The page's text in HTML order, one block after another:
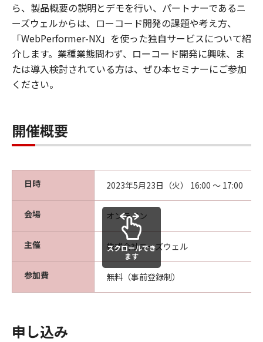
ら、製品概要の説明とデモを行い、パートナーであるニ
ーズウェルからは、ローコード開発の課題や考え方、
「WebPerformer-NX」を使った独自サービスについて紹
介します。業種業態問わず、ローコード開発に興味、ま
たは導入検討されている方は、ぜひ本セミナーにご参加
ください。
開催概要
日時 2023年5月23日（火） 16:00 ～ 17:00
会場 オンライン
主催 株式会社ニーズウェル
参加費 無料（事前登録制）
スクロールでき
ます
申し込み